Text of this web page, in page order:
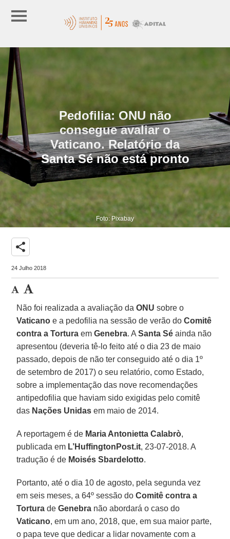
Pedofilia: ONU não
consegue avaliar o
Vaticano. Relatório da
Santa Sé não está pronto
Foto: Pixabay
share
24 Julho 2018
Não foi realizada a avaliação daONU sobre o
Vaticano e a pedofilia na sessão de verão doComitê
contra a Tortura emGenebra. ASanta Sé ainda não
apresentou (deveria tê-lo feito até o dia 23 de maio
passado, depois de não ter conseguido até o dia 1º
de setembro de 2017) o seu relatório, como Estado,
sobre a implementação das nove recomendações
antipedofilia que haviam sido exigidas pelo comitê
das Nações Unidas em maio de 2014.
A reportagem é de Maria Antonietta Calabrò,
publicada em L’HuffingtonPost.it, 23-07-2018. A
tradução é de Moisés Sbardelotto.
Portanto, até o dia 10 de agosto, pela segunda vez
em seis meses, a 64º sessão doComitê contra a
Tortura deGenebra não abordará o caso do
Vaticano, em um ano, 2018, que, em sua maior parte,
o papa teve que dedicar a lidar novamente com a